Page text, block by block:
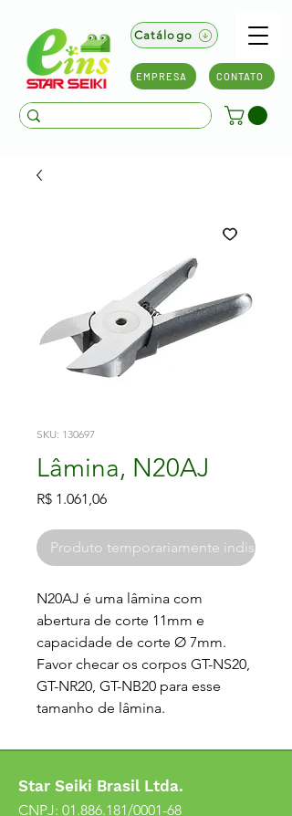
Catálogo
EMPRESA CONTATO
SKU: 130697
Lâmina, N20AJ
R$ 1.061,06Preço
Produto temporariamente
N20AJ é uma lâmina com
abertura de corte 11mm e
capacidade de corte Ø 7mm.
Favor checar os corpos GT-NS20,
GT-NR20, GT-NB20 para esse
tamanho de lâmina.
Star Seiki Brasil Ltda.
CNPJ: 01.886.181/0001-68